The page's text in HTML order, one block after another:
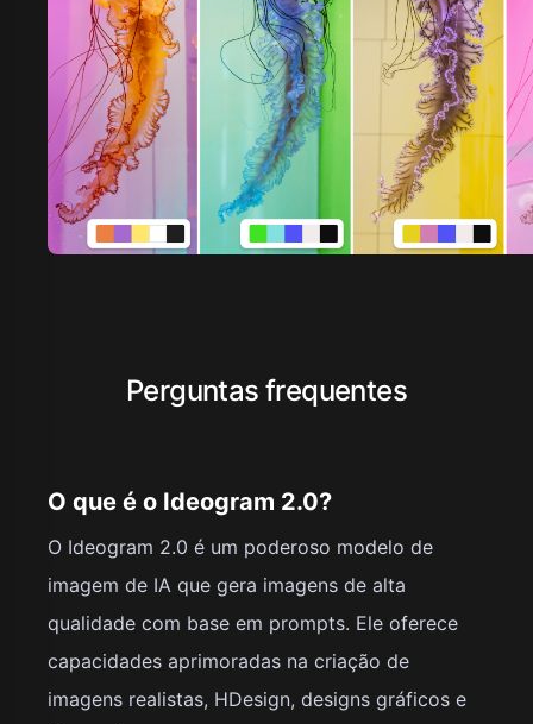
Perguntas frequentes
O que é o Ideogram 2.0?
O Ideogram 2.0 é um poderoso modelo de
imagem de IA que gera imagens de alta
qualidade com base em prompts. Ele oferece
capacidades aprimoradas na criação de
imagens realistas, HDesign, designs gráficos e